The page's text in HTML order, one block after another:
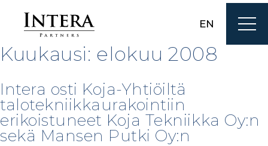
EN
Kuukausi: elokuu 2008
Intera osti Koja-Yhtiöiltä
talotekniikkaurakointiin
erikoistuneet Koja Tekniikka Oy:n
sekä Mansen Putki Oy:n